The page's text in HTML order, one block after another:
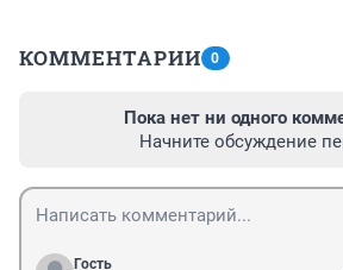
КОММЕНТАРИИ 0
Пока нет ни одного
Начните обсуждение
Гость